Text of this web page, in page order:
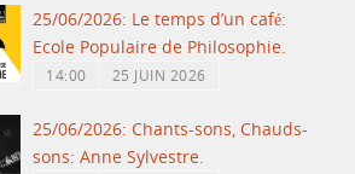
25/06/2026: Le temps d’un café:
Ecole Populaire de Philosophie.
14:00 25 JUIN 2026
25/06/2026: Chants-sons, Chauds-
sons: Anne Sylvestre.